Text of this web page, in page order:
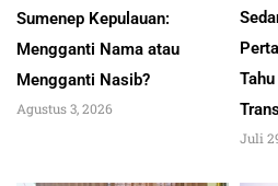
Sumenep Kepulauan:
Mengganti Nama atau
Mengganti Nasib?
Agustus 3, 2026
Juli